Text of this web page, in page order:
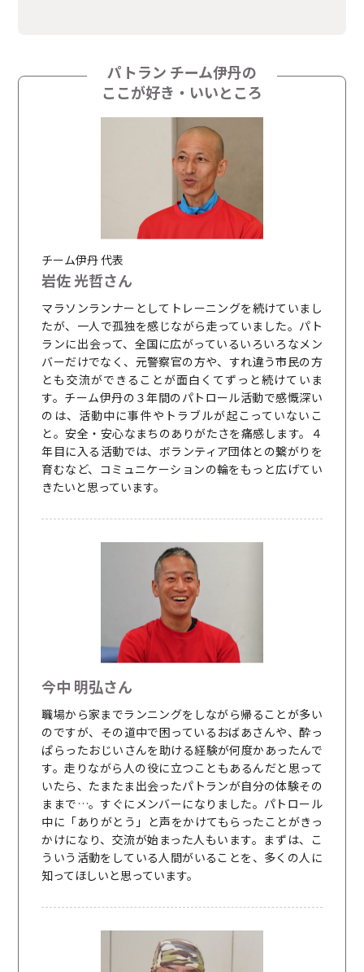
パトラン チーム伊丹の
ここが好き・いいところ
チーム伊丹 代表
岩佐 光哲さん
マラソンランナーとしてトレーニングを続けていまし
たが、一人で孤独を感じながら走っていました。パト
ランに出会って、全国に広がっているいろいろなメン
バーだけでなく、元警察官の方や、すれ違う市民の方
とも交流ができることが面白くてずっと続けていま
す。チーム伊丹の３年間のパトロール活動で感慨深い
のは、活動中に事件やトラブルが起こっていないこ
と。安全・安心なまちのありがたさを痛感します。４
年目に入る活動では、ボランティア団体との繋がりを
育むなど、コミュニケーションの輪をもっと広げてい
きたいと思っています。
今中 明弘さん
職場から家までランニングをしながら帰ることが多い
のですが、その道中で困っているおばあさんや、酔っ
ぱらったおじいさんを助ける経験が何度かあったんで
す。走りながら人の役に立つこともあるんだと思って
いたら、たまたま出会ったパトランが自分の体験その
ままで…。すぐにメンバーになりました。パトロール
中に「ありがとう」と声をかけてもらったことがきっ
かけになり、交流が始まった人もいます。まずは、こ
ういう活動をしている人間がいることを、多くの人に
知ってほしいと思っています。